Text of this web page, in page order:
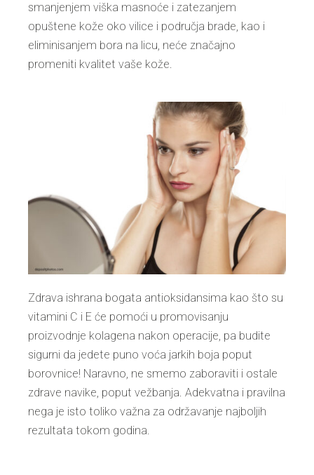
smanjenjem viška masnoće i zatezanjem
opuštene kože oko vilice i područja brade, kao i
eliminisanjem bora na licu, neće značajno
promeniti kvalitet vaše kože.
Zdrava ishrana bogata antioksidansima kao što su
vitamini C i E će pomoći u promovisanju
proizvodnje kolagena nakon operacije, pa budite
sigurni da jedete puno voća jarkih boja poput
borovnice! Naravno, ne smemo zaboraviti i ostale
zdrave navike, poput vežbanja. Adekvatna i pravilna
nega je isto toliko važna za održavanje najboljih
rezultata tokom godina.